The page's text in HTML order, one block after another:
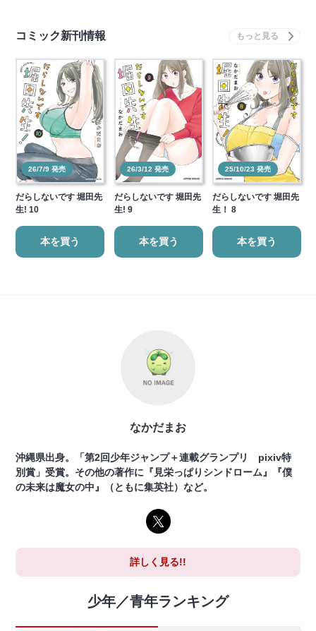
コミック新刊情報
26/7/9 発売
だらしないです 堀田先
生! 10
本を買う
26/3/12 発売
だらしないです 堀田先
生! 9
本を買う
25/10/23 発売
だらしないです 堀田先
生！ 8
本を買う
なかだまお
沖縄県出身。「第2回少年ジャンプ＋連載グランプリ pixiv特
別賞」受賞。その他の著作に『見栄っぱりシンドローム』『僕
の未来は魔女の中』（ともに集英社）など。
詳しく見る!!
少年／青年ランキング